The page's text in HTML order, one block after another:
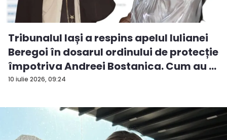
10 iulie 2026, 09:24
Tribunalul Iași a respins apelul Iulianei
Beregoi în dosarul ordinului de protecție
împotriva Andreei Bostanica. Cum au ...